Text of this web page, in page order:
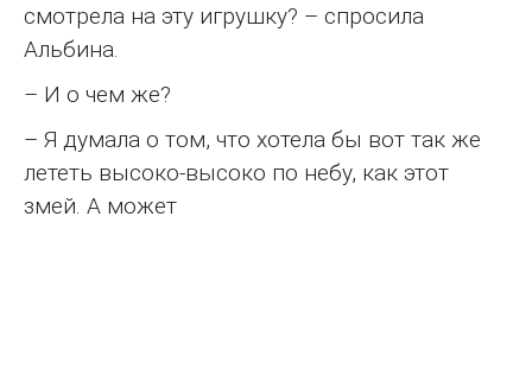
смотрела на эту игрушку? – спросила
Альбина.
– И о чем же?
– Я думала о том, что хотела бы вот так же
лететь высоко-высоко по небу, как этот
змей. А может